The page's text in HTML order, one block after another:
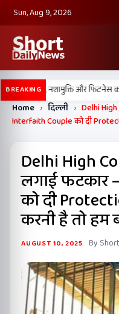
Sun, Aug 9, 2026
BREAKING
मैराथन, नशामुक्ति और फिटनेस का
Home › दिल्ली › Delhi
Interfaith Couple को दी
Delhi High
लगाई फटकार
को दी
करनी है तो हम
AUGUST 10, 2025 By